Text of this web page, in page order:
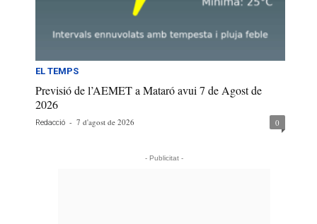
EL TEMPS
Previsió de l’AEMET a Mataró avui 7 de Agost de
2026
Redacció - 7 d'agost de 2026 0
- Publicitat -